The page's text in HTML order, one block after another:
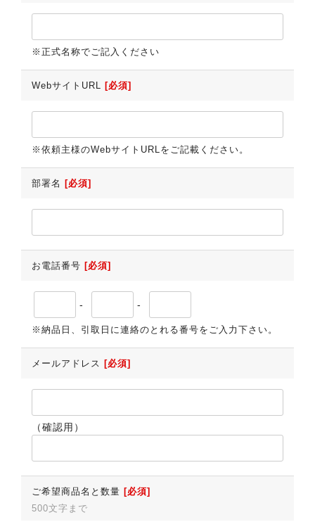
※正式名称でご記入ください
WebサイトURL [必須]
※依頼主様のWebサイトURLをご記載ください。
部署名 [必須]
お電話番号 [必須]
- -
※納品日、引取日に連絡のとれる番号をご入力下さい。
メールアドレス [必須]
（確認用）
ご希望商品名と数量 [必須]
500文字まで